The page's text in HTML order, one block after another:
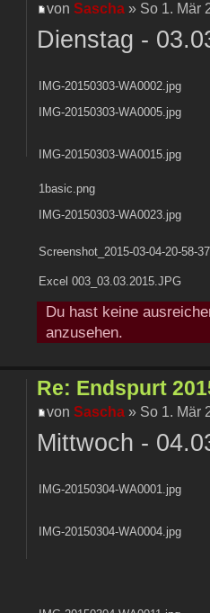
vonSascha » So 1. Mär
Dienstag -
IMG-20150303-WA0002.jpg
IMG-20150303-WA0005.jpg
IMG-20150303-WA0015.jpg
1basic.png
IMG-20150303-WA0023.jpg
Screenshot_2015-03-04-20-58-
Excel 003_03.03.2015.JPG
Du hast keine
anzusehen.
Re: Endspurt
vonSascha » So 1. Mär
Mittwoch -
IMG-20150304-WA0001.jpg
IMG-20150304-WA0004.jpg